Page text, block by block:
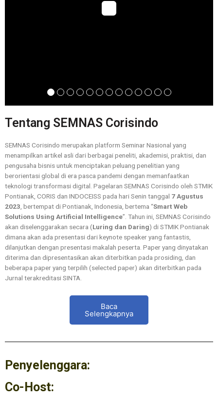
Tentang SEMNAS Corisindo
SEMNAS Corisindo merupakan platform Seminar Nasional yang
menampilkan artikel asli dari berbagai peneliti, akademisi, praktisi, dan
pengusaha bisnis untuk menciptakan peluang penelitian yang
berorientasi global di era pasca pandemi dengan memanfaatkan
teknologi transformasi digital. Pagelaran SEMNAS Corisindo oleh STMIK
Pontianak, CORIS dan INDOCEISS pada hari Senin tanggal 7 Agustus
2023 , bertempat di Pontianak, Indonesia, bertema “Smart Web
Solutions Using Artificial Intelligence”. Tahun ini, SEMNAS Corisindo
akan diselenggarakan secara (Luring dan Daring) di STMIK Pontianak
dimana akan ada presentasi dari keynote speaker yang fantastis,
dilanjutkan dengan presentasi makalah peserta. Paper yang dinyatakan
diterima dan dipresentasikan akan diterbitkan pada prosiding, dan
beberapa paper yang terpilih (selected paper) akan diterbitkan pada
Jurnal terakreditasi SINTA.
Baca
Selengkapnya
Penyelenggara:
Co-Host: